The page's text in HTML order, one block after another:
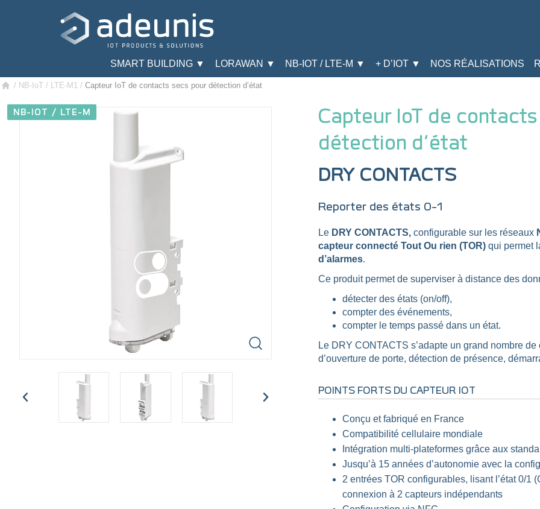
SMART BUILDING ▼ LORAWAN ▼ NB-IOT / LTE-M ▼ + D’IOT ▼ NOS RÉALISATIONS
/ NB-IoT / LTE-M1 /Capteur IoT de contacts secs pour détection d’état
NB-IOT / LTE-M
Capteur IoT de
détection d’état
DRY CONTACTS
Reporter des états 0-1
Le DRY CONTACTS, configurable sur les réseaux
capteur connecté Tout Ou rien (TOR)qui permet
d’alarmes.
Ce produit permet de superviser à distance des
détecter des états (on/off),
compter des événements,
compter le temps passé dans un état.
Le DRY CONTACTS s’adapte un grand nombre
d’ouverture de porte, détection de présence,
POINTS FORTS DU CAPTEUR IOT
Conçu et fabriqué en France
Compatibilité cellulaire mondiale
Intégration multi-plateformes grâce aux
Jusqu’à 15 années d’autonomie avec la
2 entrées TOR configurables, lisant l’état 0/1
connexion à 2 capteurs indépendants